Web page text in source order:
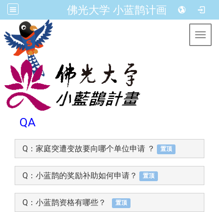
佛光大学 小蓝鹊计画
QA
Q：家庭突遭变故要向哪个单位申请 ？ 置顶
Q：小蓝鹊的奖励补助如何申请？ 置顶
Q：小蓝鹊资格有哪些？ 置顶